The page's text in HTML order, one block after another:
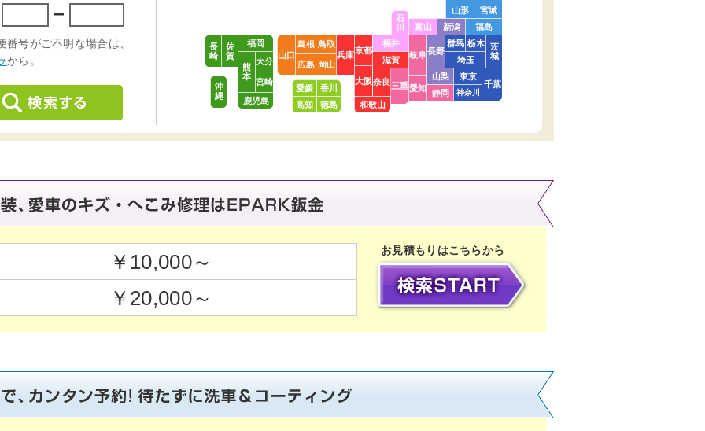
宮城
山形
福島
茨
城
栃木
群馬
埼玉
千葉
東京
神奈川
新潟
山梨
長野
富山
石
川
福井
岐阜
静岡
愛知
三重
滋賀
京都
大阪
兵庫
奈良
和歌山
鳥取
岡山
島根
広島
山口
徳島
香川
愛媛
高知
福岡
佐
賀
長
崎
熊
本
大分
宮崎
鹿児島
沖
縄
￥10,000～
￥20,000～
お見積もりはこちらから